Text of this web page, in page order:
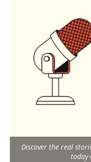
Discover the real
today